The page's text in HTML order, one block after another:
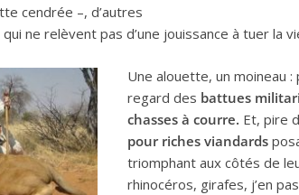
cendrée –, d’autres
ne relèvent pas d’une jouissance à tuer la
Une alouette, un moineau
regard des battues
chasses à courre. Et, pire
pour riches viandards
triomphant aux côtés de
rhinocéros, girafes, j’en